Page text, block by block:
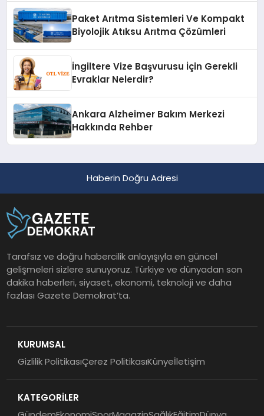
Paket Arıtma Sistemleri Ve Kompakt
Biyolojik Atıksu Arıtma Çözümleri
İngiltere Vize Başvurusu İçin Gerekli
Evraklar Nelerdir?
Ankara Alzheimer Bakım Merkezi
Hakkında Rehber
Haberin Doğru Adresi
Tarafsız ve doğru habercilik anlayışıyla en güncel
gelişmeleri sizlere sunuyoruz. Türkiye ve dünyadan son
dakika haberleri, siyaset, ekonomi, teknoloji ve daha
fazlası Gazete Demokrat’ta.
KURUMSAL
Gizlilik PolitikasıÇerez PolitikasıKünyeİletişim
KATEGORİLER